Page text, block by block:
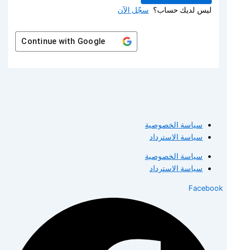
ليس لديك حساب؟ سجّل الآن
Continue withGoogle
سياسة الخصوصية
سياسة الاسترداد
سياسة الخصوصية
سياسة الاسترداد
Facebook